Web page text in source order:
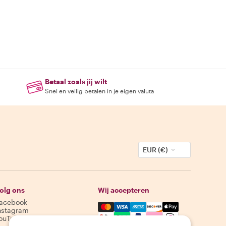
Betaal zoals jij wilt
Snel en veilig betalen in je eigen valuta
EUR (€)
ons
Wij accepteren
Mastercard, Visa, Amex,